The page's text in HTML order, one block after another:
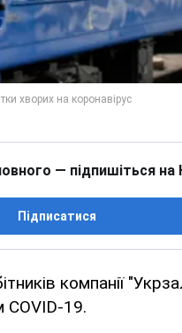
— підпишіться на
Підписатися
компанії
COVID-19.